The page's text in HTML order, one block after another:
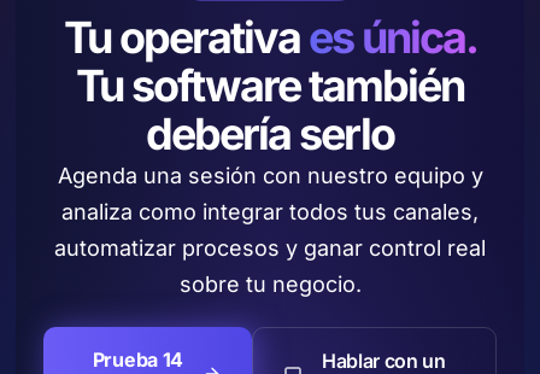
Tu operativaes única.
Tu software también
debería serlo
Agenda una sesión con nuestro equipo y
analiza como integrar todos tus canales,
automatizar procesos y ganar control real
sobre tu negocio.
Prueba 14
Hablar con un